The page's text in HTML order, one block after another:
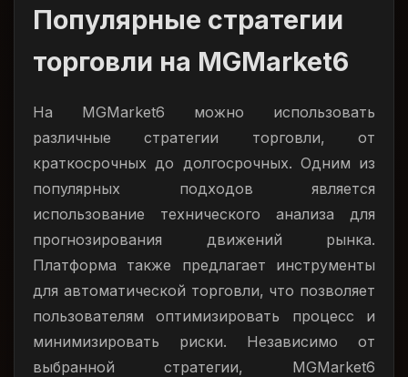
Популярные стратегии
торговли на MGMarket6
На MGMarket6 можно использовать
различные стратегии торговли, от
краткосрочных до долгосрочных. Одним из
популярных подходов является
использование технического анализа для
прогнозирования движений рынка.
Платформа также предлагает инструменты
для автоматической торговли, что позволяет
пользователям оптимизировать процесс и
минимизировать риски. Независимо от
выбранной стратегии, MGMarket6